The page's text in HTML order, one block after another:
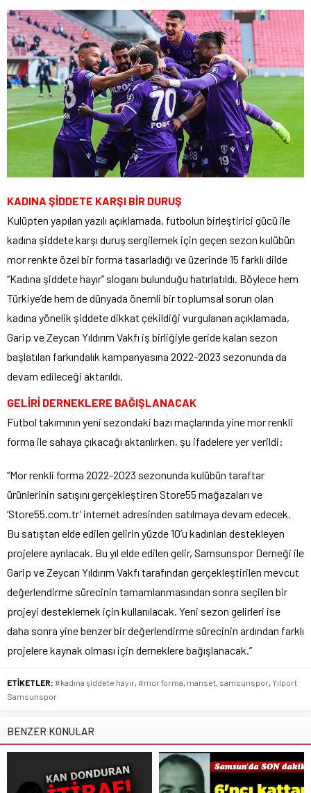
KADINA ŞİDDETE KARŞI BİR DURUŞ
Kulüpten yapılan yazılı açıklamada, futbolun birleştirici gücü ile
kadına şiddete karşı duruş sergilemek için geçen sezon kulübün
mor renkte özel bir forma tasarladığı ve üzerinde 15 farklı dilde
“Kadına şiddete hayır” sloganı bulunduğu hatırlatıldı. Böylece hem
Türkiye’de hem de dünyada önemli bir toplumsal sorun olan
kadına yönelik şiddete dikkat çekildiği vurgulanan açıklamada,
Garip ve Zeycan Yıldırım Vakfı iş birliğiyle geride kalan sezon
başlatılan farkındalık kampanyasına 2022-2023 sezonunda da
devam edileceği aktarıldı.
GELİRİ DERNEKLERE BAĞIŞLANACAK
Futbol takımının yeni sezondaki bazı maçlarında yine mor renkli
forma ile sahaya çıkacağı aktarılırken, şu ifadelere yer verildi:
“Mor renkli forma 2022-2023 sezonunda kulübün taraftar
ürünlerinin satışını gerçekleştiren Store55 mağazaları ve
‘Store55.com.tr’ internet adresinden satılmaya devam edecek.
Bu satıştan elde edilen gelirin yüzde 10’u kadınları destekleyen
projelere ayrılacak. Bu yıl elde edilen gelir, Samsunspor Derneği ile
Garip ve Zeycan Yıldırım Vakfı tarafından gerçekleştirilen mevcut
değerlendirme sürecinin tamamlanmasından sonra seçilen bir
projeyi desteklemek için kullanılacak. Yeni sezon gelirleri ise
daha sonra yine benzer bir değerlendirme sürecinin ardından farklı
projelere kaynak olması için derneklere bağışlanacak.”
ETİKETLER: #kadına şiddete hayır #mor forma manset samsunspor Yılport
Samsunspor
BENZER KONULAR